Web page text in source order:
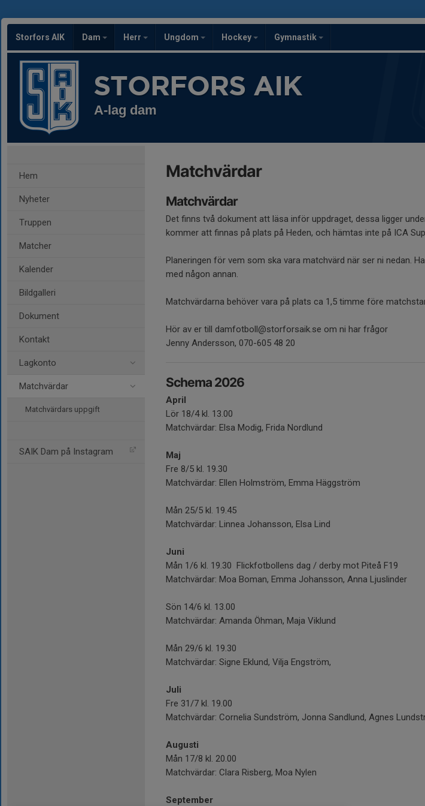
Storfors AIK Dam Herr Ungdom Hockey Gymnastik
STORFORS AIK
A-lag dam
Hem
Nyheter
Truppen
Matcher
Kalender
Bildgalleri
Dokument
Kontakt
Lagkonto
Matchvärdar
Matchvärdars uppgift
SAIK Dam på Instagram
Matchvärdar
Matchvärdar
Det finns två dokument att läsa inför uppdraget, dessa ligger
kommer att finnas på plats på Heden, och hämtas inte på ICA
Planeringen för vem som ska vara matchvärd när ser ni nedan.
med någon annan.
Matchvärdarna behöver vara på plats ca 1,5 timme före
Hör av er till damfotboll@storforsaik.se om ni har frågor
Jenny Andersson, 070-605 48 20
Schema 2026
April
Lör 18/4 kl. 13.00
Matchvärdar: Elsa Modig, Frida Nordlund
Maj
Fre 8/5 kl. 19.30
Matchvärdar: Ellen Holmström, Emma Häggström
Mån 25/5 kl. 19.45
Matchvärdar: Linnea Johansson, Elsa Lind
Juni
Mån 1/6 kl. 19.30 Flickfotbollens dag / derby mot Piteå F19
Matchvärdar: Moa Boman, Emma Johansson, Anna Ljuslinder
Sön 14/6 kl. 13.00
Matchvärdar: Amanda Öhman, Maja Viklund
Mån 29/6 kl. 19.30
Matchvärdar: Signe Eklund, Vilja Engström,
Juli
Fre 31/7 kl. 19.00
Matchvärdar: Cornelia Sundström, Jonna Sandlund, Agnes
Augusti
Mån 17/8 kl. 20.00
Matchvärdar: Clara Risberg, Moa Nylen
September